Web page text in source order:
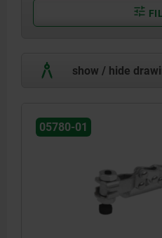
show / hide
05780-01